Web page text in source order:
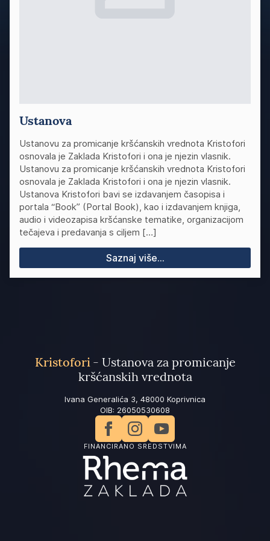
Ustanova
Ustanovu za promicanje kršćanskih vrednota Kristofori
osnovala je Zaklada Kristofori i ona je njezin vlasnik.
Ustanovu za promicanje kršćanskih vrednota Kristofori
osnovala je Zaklada Kristofori i ona je njezin vlasnik.
Ustanova Kristofori bavi se izdavanjem časopisa i
portala “Book” (Portal Book), kao i izdavanjem knjiga,
audio i videozapisa kršćanske tematike, organizacijom
tečajeva i predavanja s ciljem […]
Saznaj više...
Kristofori - Ustanova za promicanje
kršćanskih vrednota
Ivana Generalića 3, 48000 Koprivnica
OIB: 26050530608
FINANCIRANO SREDSTVIMA